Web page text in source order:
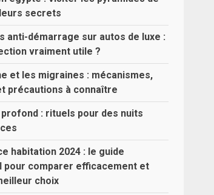
secrets
anti-démarrage sur autos de luxe :
vraiment utile ?
et les migraines : mécanismes,
précautions à connaître
: rituels pour des nuits
habitation 2024 : le guide
pour comparer efficacement et
choix